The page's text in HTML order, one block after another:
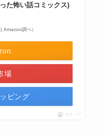
た怖い話コミックス)
Amazon調べ）
場
ピング
ポチップ